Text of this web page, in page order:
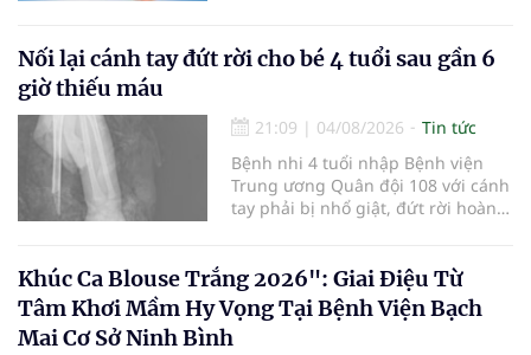
cường truyền thông, hoàn thiện
quy trình chuyên môn và hệ thống
hiến và ghép mô tạng.
Nối lại cánh tay đứt rời cho bé 4 tuổi sau gần 6
giờ thiếu máu
21:09 | 04/08/2026
Tin tức
Bệnh nhi 4 tuổi nhập Bệnh viện
Trung ương Quân đội 108 với cánh
tay phải bị nhổ giật, đứt rời hoàn
thương nặng và thời gian thiếu
máu kéo dài, các bác sĩ đã tái lập
tuần hoàn thành công sau ca vi
phẫu kéo dài 3 giờ.
Khúc Ca Blouse Trắng 2026": Giai Điệu Từ
Tâm Khơi Mầm Hy Vọng Tại Bệnh Viện Bạch
Mai Cơ Sở Ninh Bình